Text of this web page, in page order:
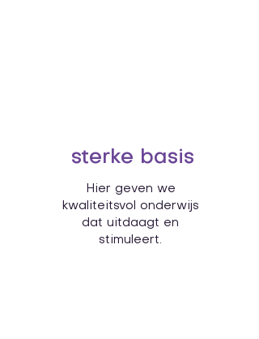
sterke basis
Hier geven we
kwaliteitsvol onderwijs
dat uitdaagt en
stimuleert.